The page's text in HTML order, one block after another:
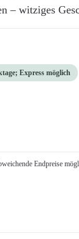
– witziges
Express möglich
Endpreise